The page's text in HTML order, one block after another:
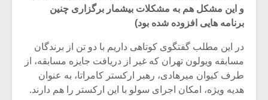
و این مشکل هم به مشکلات بیشمار برگزاری چنین
برنامه هایی افزوده شده بود)
در این مطلب گفتگوی کوتاهی داریم با دو تن از برندگان
مسابقه ویولون تهران که غیر از دریافت جایزه مسابقه، از
طرف کیوان میرهادی، رهبر ارکستر کامراتا، به عنوان
هدیه ویژه، امکان اجرای سولو با این ارکستر را هم دارند.